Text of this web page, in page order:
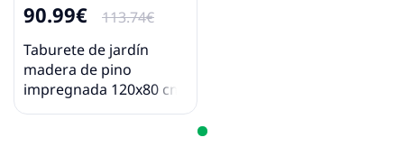
90.99€
113.74€
Taburete de jardín
madera de pino
impregnada 120x80 cm